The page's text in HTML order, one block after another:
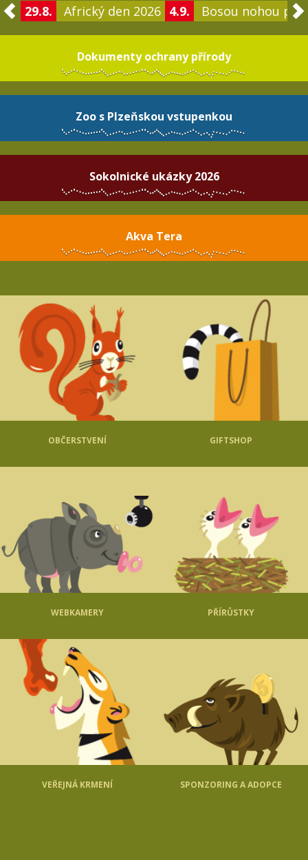
29.8. Africký den 2026 4.9. Bosou nohou po
Dokumenty ochrany přírody
Zoo s Plzeňskou vstupenkou
Sokolnické ukázky 2026
Akva Tera
OBČERSTVENÍ GIFTSHOP
WEBKAMERY PŘÍRŮSTKY
VEŘEJNÁ KRMENÍ SPONZORING A ADOPCE